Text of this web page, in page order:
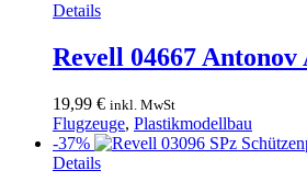
Details
Revell 04667
19,99 € inkl. MwSt
Flugzeuge, Plastikmodellbau
-37%
Details